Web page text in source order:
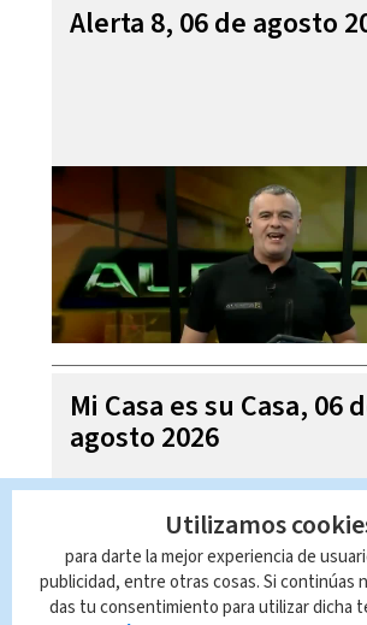
Alerta 8, 06 de agosto
Mi Casa es su Casa, 06
agosto 2026
Utilizamos
para darte la mejor experiencia de
publicidad, entre otras cosas. Si continúas
das tu consentimiento para utilizar dicha